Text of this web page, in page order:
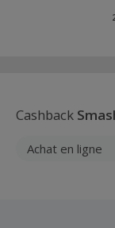
Cashback
Achat en ligne